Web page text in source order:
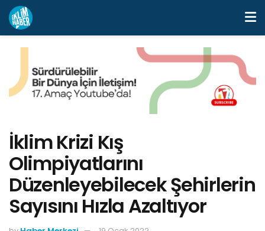
İklim Krizi Kış
Olimpiyatlarını
Düzenleyebilecek Şehirlerin
Sayısını Hızla Azaltıyor